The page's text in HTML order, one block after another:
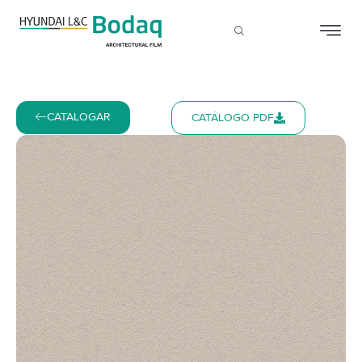
CATALOGAR CATÁLOGO PDF